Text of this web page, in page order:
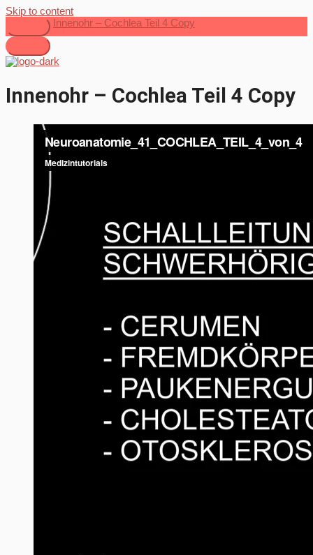
Skip to content
Innenohr – Cochlea Teil 4 Copy
Innenohr – Cochlea Teil 4 Copy